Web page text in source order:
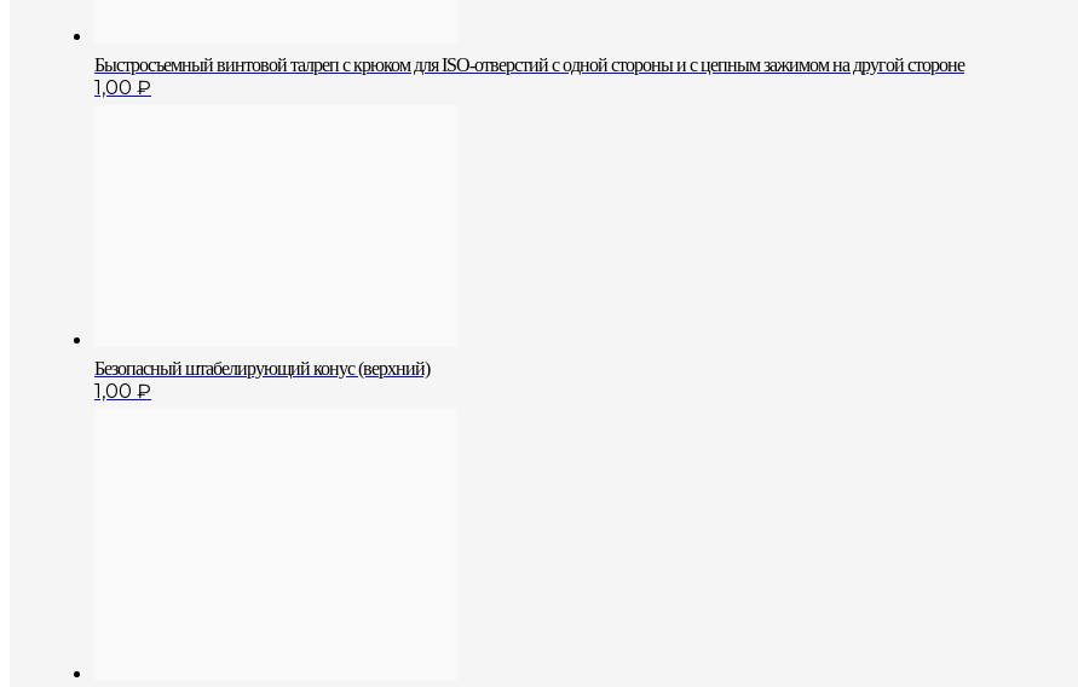
Быстросъемный винтовой талреп с крюком для ISO-отверстий с одной стороны и с цепным зажимом на другой стороне
1,00 ₽
Безопасный штабелирующий конус (верхний)
1,00 ₽